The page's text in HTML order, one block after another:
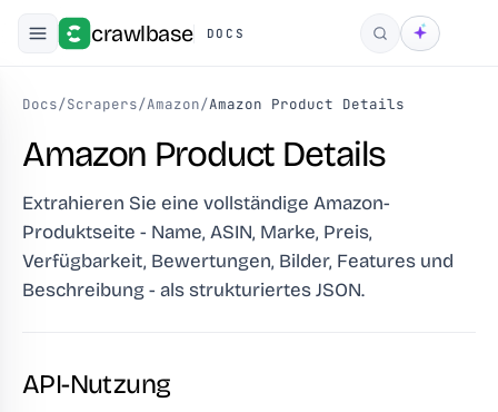
crawlbase DOCS Suchen
Docs/Scrapers/Amazon/Amazon Product Details
Amazon Product Details
Extrahieren Sie eine vollständige Amazon-
Produktseite - Name, ASIN, Marke, Preis,
Verfügbarkeit, Bewertungen, Bilder, Features und
Beschreibung - als strukturiertes JSON.
API-Nutzung